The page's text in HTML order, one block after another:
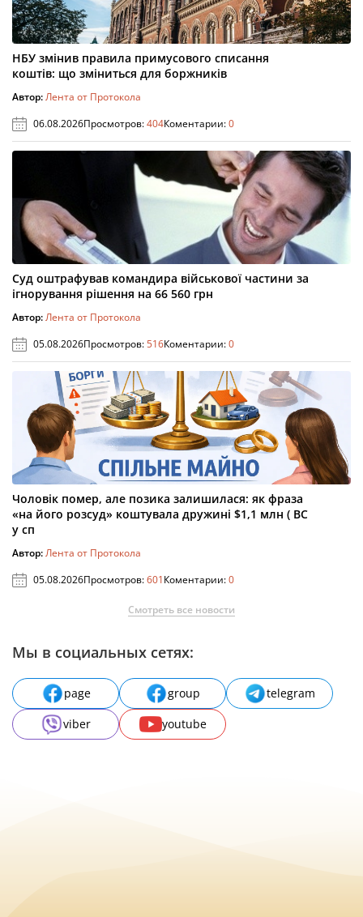
НБУ змінив правила примусового списання
коштів: що зміниться для боржників
Автор:Лента от Протокола
06.08.2026Просмотров:404Коментарии:0
Суд оштрафував командира військової частини за
ігнорування рішення на 66 560 грн
Автор:Лента от Протокола
05.08.2026Просмотров:516Коментарии:0
Чоловік помер, але позика залишилася: як фраза
«на його розсуд» коштувала дружині $1,1 млн ( ВС
у сп
Автор:Лента от Протокола
05.08.2026Просмотров:601Коментарии:0
Смотреть все новости
Мы в социальных сетях:
page group
telegram
viber
youtube